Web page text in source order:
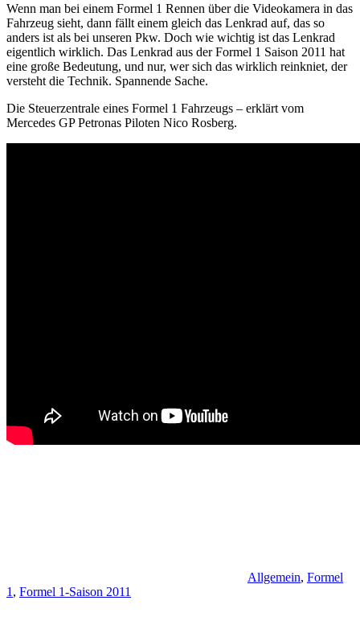
Wenn man bei einem Formel 1 Rennen über die Videokamera in das
Fahrzeug sieht, dann fällt einem gleich das Lenkrad auf, das so
anders ist als bei unseren Pkw. Doch wie wichtig ist das Lenkrad
eigentlich wirklich. Das Lenkrad aus der Formel 1 Saison 2011 hat
eine große Bedeutung, und nur, wer sich das wirklich reinkniet, der
versteht die Technik. Spannende Sache.
Die Steuerzentrale eines Formel 1 Fahrzeugs – erklärt vom
Mercedes GP Petronas Piloten Nico Rosberg.
Allgemein, Formel
1 , Formel 1-Saison 2011